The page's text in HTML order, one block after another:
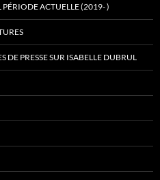
PÉRIODE ACTUELLE (2019- )
DE PRESSE SUR ISABELLE DUBRUL